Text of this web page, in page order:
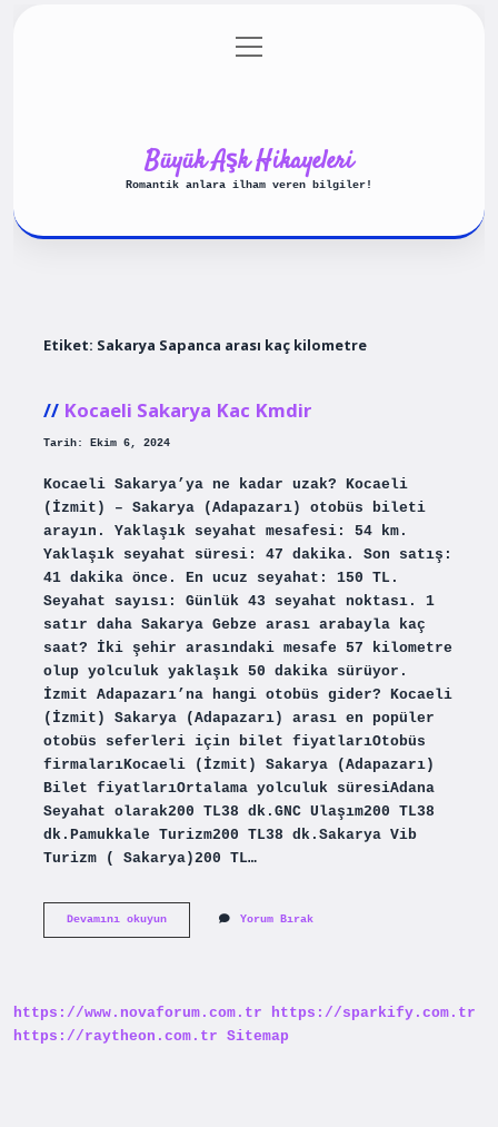
Gizlilik Politikası
menüyü
aç
Büyük Aşk Hikayeleri
Romantik anlara ilham veren bilgiler!
Etiket: Sakarya Sapanca arası kaç kilometre
Kocaeli Sakarya Kac Kmdir
Tarih: Ekim 6, 2024
Kocaeli Sakarya’ya ne kadar uzak? Kocaeli
(İzmit) – Sakarya (Adapazarı) otobüs bileti
arayın. Yaklaşık seyahat mesafesi: 54 km.
Yaklaşık seyahat süresi: 47 dakika. Son satış:
41 dakika önce. En ucuz seyahat: 150 TL.
Seyahat sayısı: Günlük 43 seyahat noktası. 1
satır daha Sakarya Gebze arası arabayla kaç
saat? İki şehir arasındaki mesafe 57 kilometre
olup yolculuk yaklaşık 50 dakika sürüyor.
İzmit Adapazarı’na hangi otobüs gider? Kocaeli
(İzmit) Sakarya (Adapazarı) arası en popüler
otobüs seferleri için bilet fiyatlarıOtobüs
firmalarıKocaeli (İzmit) Sakarya (Adapazarı)
Bilet fiyatlarıOrtalama yolculuk süresiAdana
Seyahat olarak200 TL38 dk.GNC Ulaşım200 TL38
dk.Pamukkale Turizm200 TL38 dk.Sakarya Vib
Turizm ( Sakarya)200 TL…
Devamını okuyunKocaeli
Yorum Bırak
https://www.novaforum.com.tr
https://sparkify.com.tr
https://raytheon.com.tr Sitemap